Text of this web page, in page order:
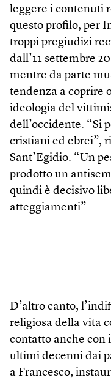
leggere i contenuti
questo profilo, per
troppi pregiudizi
dall’11 settembre
mentre da parte
tendenza a coprire
ideologia del
dell’occidente. “Si
cristiani ed ebrei”,
Sant’Egidio. “Un
prodotto un
quindi è decisivo
atteggiamenti”.
D’altro canto,
religiosa della vita
contatto anche con
ultimi decenni dai
a Francesco,